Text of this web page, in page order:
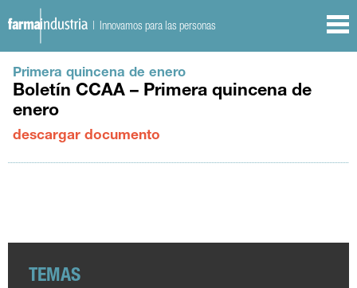
| Innovamos para las personas
Primera quincena de enero
Boletín CCAA – Primera quincena de
enero
descargar documento
TEMAS